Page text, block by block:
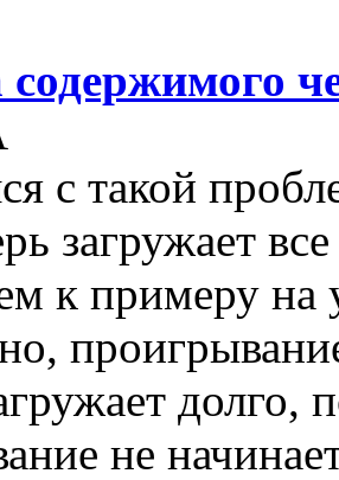
содержимого
с такой
загружает
к примеру на
долго,
не